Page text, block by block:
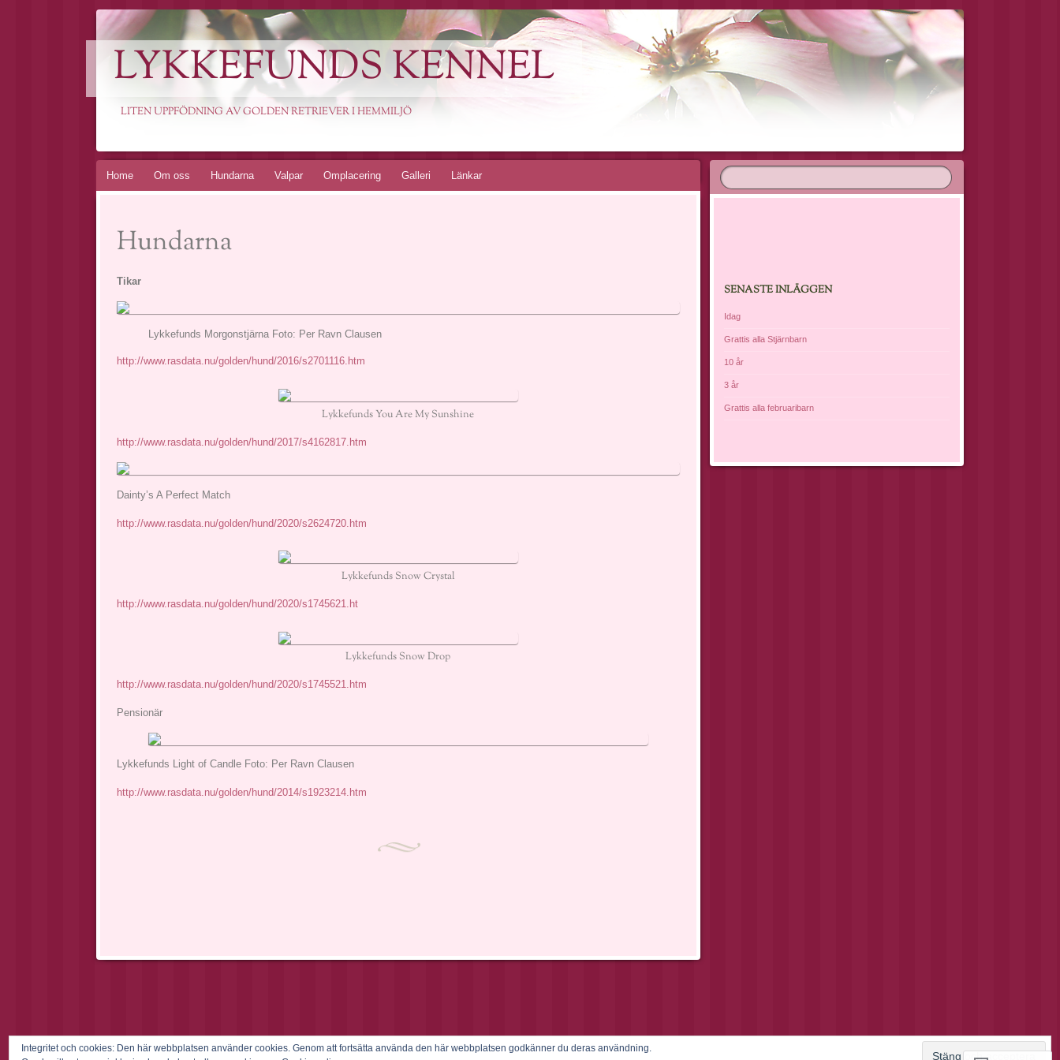
LYKKEFUNDS KENNEL
LITEN UPPFÖDNING AV GOLDEN RETRIEVER I HEMMILJÖ
Home Om oss Hundarna Valpar Omplacering Galleri Länkar
Hundarna
Tikar
Lykkefunds Morgonstjärna Foto: Per Ravn Clausen
http://www.rasdata.nu/golden/hund/2016/s2701116.htm
Lykkefunds You Are My Sunshine
http://www.rasdata.nu/golden/hund/2017/s4162817.htm
Dainty’s A Perfect Match
http://www.rasdata.nu/golden/hund/2020/s2624720.htm
Lykkefunds Snow Crystal
http://www.rasdata.nu/golden/hund/2020/s1745621.ht
Lykkefunds Snow Drop
http://www.rasdata.nu/golden/hund/2020/s1745521.htm
Pensionär
Lykkefunds Light of Candle Foto: Per Ravn Clausen
http://www.rasdata.nu/golden/hund/2014/s1923214.htm
SENASTE INLÄGGEN
Idag
Grattis alla Stjärnbarn
10 år
3 år
Grattis alla februaribarn
Integritet och cookies: Den här webbplatsen använder cookies. Genom att fortsätta använda den här webbplatsen godkänner du deras användning.